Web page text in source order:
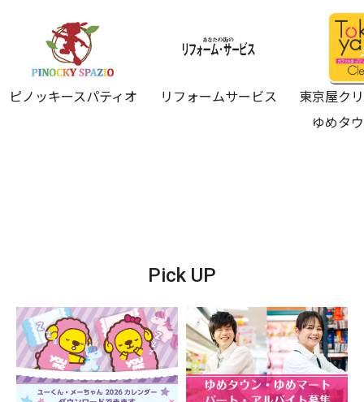
ピノッキースパティオ リフォームサービス
東京屋ク
ゆめタ
Pick UP